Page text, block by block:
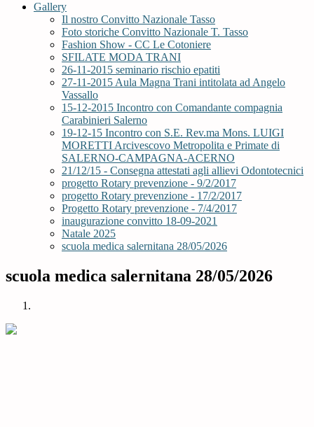
Gallery
Il nostro Convitto Nazionale Tasso
Foto storiche Convitto Nazionale T. Tasso
Fashion Show - CC Le Cotoniere
SFILATE MODA TRANI
26-11-2015 seminario rischio epatiti
27-11-2015 Aula Magna Trani intitolata ad Angelo
Vassallo
15-12-2015 Incontro con Comandante compagnia
Carabinieri Salerno
19-12-15 Incontro con S.E. Rev.ma Mons. LUIGI
MORETTI Arcivescovo Metropolita e Primate di
SALERNO-CAMPAGNA-ACERNO
21/12/15 - Consegna attestati agli allievi Odontotecnici
progetto Rotary prevenzione - 9/2/2017
progetto Rotary prevenzione - 17/2/2017
Progetto Rotary prevenzione - 7/4/2017
inaugurazione convitto 18-09-2021
Natale 2025
scuola medica salernitana 28/05/2026
scuola medica salernitana 28/05/2026